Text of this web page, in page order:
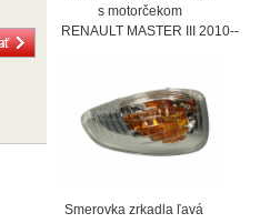
s motorčekom
RENAULT MASTER III 2010--
Smerovka zrkadla ľavá